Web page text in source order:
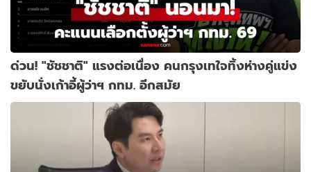
ด่วน! "ชัชชาติ" แรงต่อเนื่อง คนกรุงเทใจทิ้งห่างคู่แข่ง
ขยับนั่งเก้าอี้ผู้ว่าฯ กทม. อีกสมัย